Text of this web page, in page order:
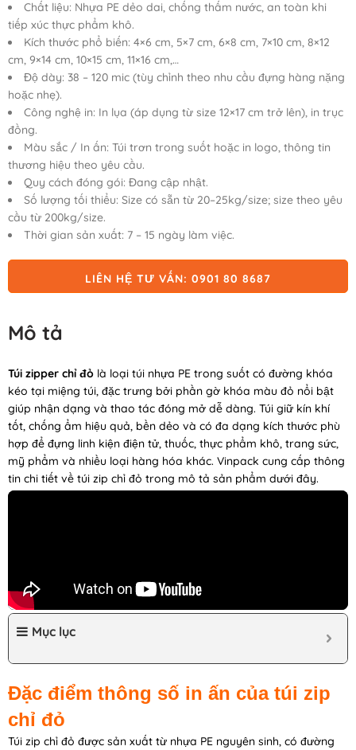
đánh giá
Chất liệu: Nhựa PE dẻo dai, chống thấm nước, an toàn khi
tiếp xúc thực phẩm khô.
Kích thước phổ biến: 4×6 cm, 5×7 cm, 6×8 cm, 7×10 cm, 8×12
cm, 9×14 cm, 10×15 cm, 11×16 cm,…
Độ dày: 38 – 120 mic (tùy chỉnh theo nhu cầu đựng hàng nặng
hoặc nhẹ).
Công nghệ in: In lụa (áp dụng từ size 12×17 cm trở lên), in trục
đồng.
Màu sắc / In ấn: Túi trơn trong suốt hoặc in logo, thông tin
thương hiệu theo yêu cầu.
Quy cách đóng gói: Đang cập nhật.
Số lượng tối thiểu: Size có sẵn từ 20–25kg/size; size theo yêu
cầu từ 200kg/size.
Thời gian sản xuất: 7 – 15 ngày làm việc.
LIÊN HỆ TƯ VẤN: 0901 80 8687
Mô tả
Túi zipper chỉ đỏ là loại túi nhựa PE trong suốt có đường khóa
kéo tại miệng túi, đặc trưng bởi phần gờ khóa màu đỏ nổi bật
giúp nhận dạng và thao tác đóng mở dễ dàng. Túi giữ kín khí
tốt, chống ẩm hiệu quả, bền dẻo và có đa dạng kích thước phù
hợp để đựng linh kiện điện tử, thuốc, thực phẩm khô, trang sức,
mỹ phẩm và nhiều loại hàng hóa khác. Vinpack cung cấp thông
tin chi tiết về túi zip chỉ đỏ trong mô tả sản phẩm dưới đây.
Mục lục
Đặc điểm thông số in ấn của túi zip
chỉ đỏ
Túi zip chỉ đỏ được sản xuất từ nhựa PE nguyên sinh, có đường